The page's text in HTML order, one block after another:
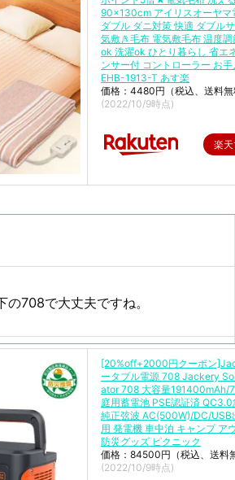
90×130cm アイリスオーヤマ
ダブル ダニ対策 快適 ダブル
気敷き毛布 電気敷毛布 温度
ok 洗濯ok ひとり暮らし 省エ
ンサー付 コントローラー お
EHB-1913-T あす楽
価格：4480円（税込、送料
(2022/10/9時点)
楽
708で大丈夫ですね。
[20%off+2000円クーポン
ータブル電源 708 Jackery
ator 708 大容量191400mAh/
庭用蓄電池 PSE認証済
純正弦波 AC(500W)/DC/USB
用 発電機 車中泊 キャンプ ア
防災グッズ ピクニック
価格：84500円（税込、送料
(2022/10/9時点)